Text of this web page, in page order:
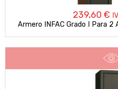
239,60 €
Armero INFAC Grado I Para 2